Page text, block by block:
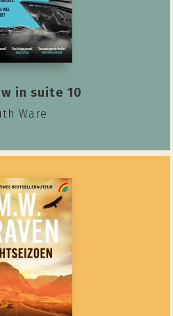
in suite 10
Ware